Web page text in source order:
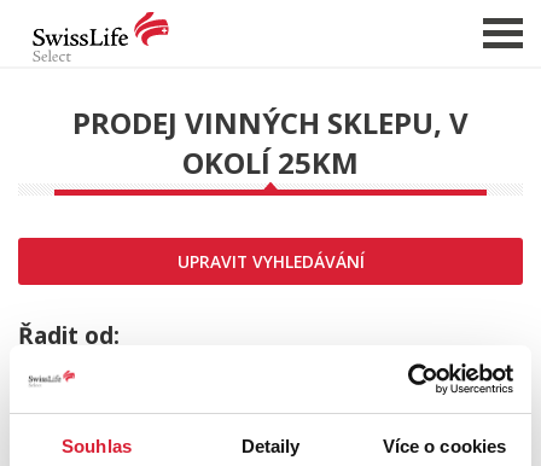
Souhlas Detaily Více o cookies
NABÍDKA NEMOVITOSTÍ
CHCI PRODAT / PRONAJMOUT
HLÍDAT NOVÉ NABÍDKY
CHCI OCENIT NEMOVITOST
O NÁS
SLUŽBY
KARIÉRA
PRODEJ VINNÝCH SKLEPU, V
OKOLÍ 25KM
UPRAVIT VYHLEDÁVÁNÍ
Řadit od: